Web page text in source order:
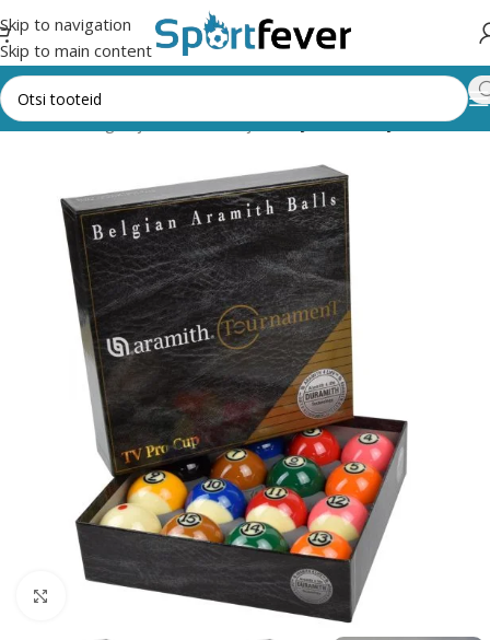
Skip to navigation
Skip to main content
Lauamängud ja vahendid Piljard Piljardikuulid ja vahendid
Suurendamiseks klõpsake